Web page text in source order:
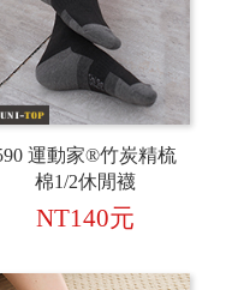
運動家®竹炭精梳
棉1/2休閒襪
NT140元